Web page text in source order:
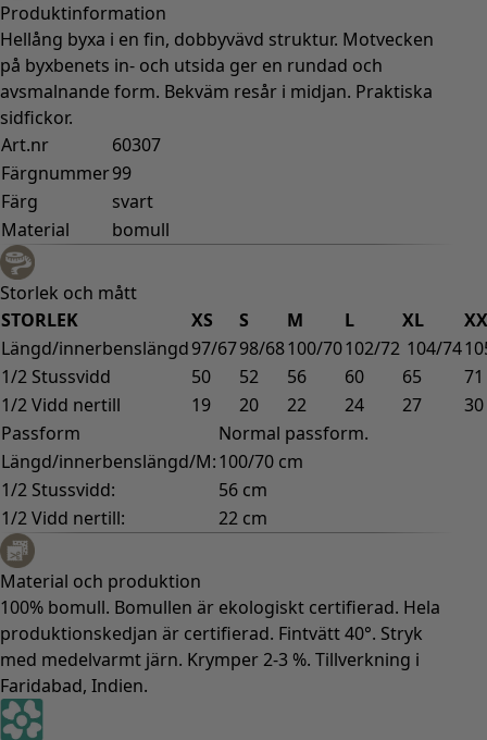
Produktinformation
Hellång byxa i en fin, dobbyvävd struktur. Motvecken
på byxbenets in- och utsida ger en rundad och
avsmalnande form. Bekväm resår i midjan. Praktiska
sidfickor.
Art.nr
60307
Färgnummer99
Färg
svart
Material
bomull
Storlek och mått
STORLEK
XS S M L XL
Längd/innerbenslängd97/6798/68100/70102/72 104/74
1/2 Stussvidd
50 52 56 60 65
71
1/2 Vidd nertill
19 20 22 24 27
30
Passform
Normal passform.
Längd/innerbenslängd/M:100/70 cm
1/2 Stussvidd:
56 cm
1/2 Vidd nertill:
22 cm
Material och produktion
100% bomull. Bomullen är ekologiskt certifierad. Hela
produktionskedjan är certifierad. Fintvätt 40°. Stryk
med medelvarmt järn. Krymper 2-3 %. Tillverkning i
Faridabad, Indien.